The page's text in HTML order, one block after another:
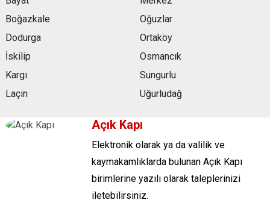
Boğazkale
Dodurga
İskilip
Kargı
Laçin
Oğuzlar
Ortaköy
Osmancık
Sungurlu
Uğurludağ
Açık Kapı
Elektronik olarak ya da valilik ve
kaymakamlıklarda bulunan Açık Kapı
birimlerine yazılı olarak taleplerinizi
iletebilirsiniz.